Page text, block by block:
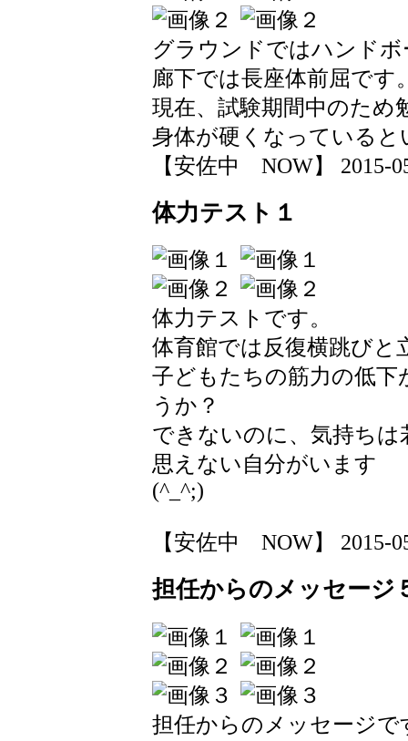
グラウンドではハンドボ
廊下では長座体前屈です
現在、試験期間中のた
身体が硬くなっていると
【安佐中 NOW】 2015-
体力テスト１
体力テストです。
体育館では反復横跳びと
子どもたちの筋力の低
うか？
できないのに、気持ち
思えない自分がいます
(^_^;)
【安佐中 NOW】 2015-
担任からのメッセージ
担任からのメッセージで